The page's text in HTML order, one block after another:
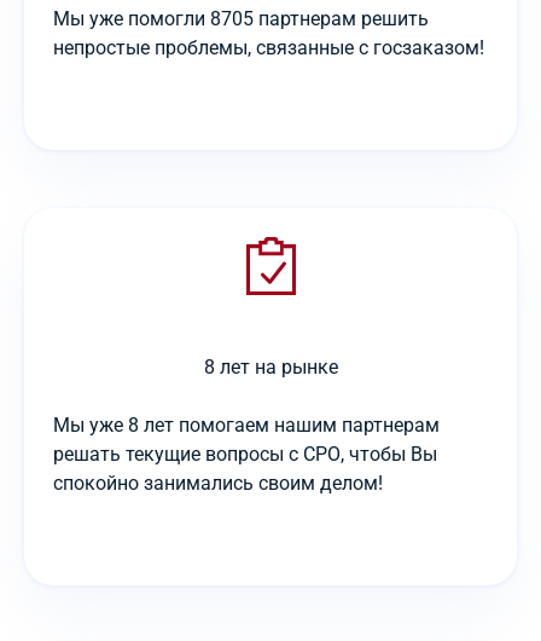
Мы уже помогли 8705 партнерам решить
непростые проблемы, связанные с госзаказом!
8 лет на рынке
Мы уже 8 лет помогаем нашим партнерам
решать текущие вопросы с СРО, чтобы Вы
спокойно занимались своим делом!